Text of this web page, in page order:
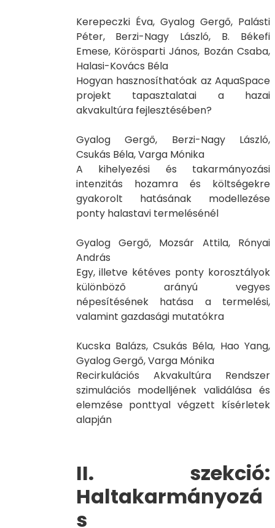
Kerepeczki Éva, Gyalog Gergő, Palásti
Péter, Berzi-Nagy László, B. Békefi
Emese, Körösparti János, Bozán Csaba,
Halasi-Kovács Béla
Hogyan hasznosíthatóak az AquaSpace
projekt tapasztalatai a hazai
akvakultúra fejlesztésében?
Gyalog Gergő, Berzi-Nagy László,
Csukás Béla, Varga Mónika
A kihelyezési és takarmányozási
intenzitás hozamra és költségekre
gyakorolt hatásának modellezése
ponty halastavi termelésénél
Gyalog Gergő, Mozsár Attila, Rónyai
András
Egy, illetve kétéves ponty korosztályok
különböző arányú vegyes
népesítésének hatása a termelési,
valamint gazdasági mutatókra
Kucska Balázs, Csukás Béla, Hao Yang,
Gyalog Gergő, Varga Mónika
Recirkulációs Akvakultúra Rendszer
szimulációs modelljének validálása és
elemzése ponttyal végzett kísérletek
alapján
II. szekció:
Haltakarmányozá
s